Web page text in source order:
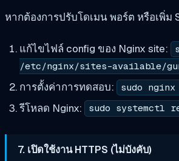
หากต้องการปรับโดเมน พอร์ต หรือเพิ่ม
แก้ไขไฟล์ config ของ Nginx site:
/etc/nginx/sites-available/
การตั้งค่าการทดสอบ: sudo
รีโหลด Nginx: sudo systemctl
7. เปิดใช้งาน HTTPS (ไม่บังคับ)